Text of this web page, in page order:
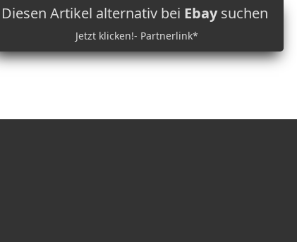
Diesen Artikel alternativ bei Ebaysuchen
Jetzt klicken!- Partnerlink*